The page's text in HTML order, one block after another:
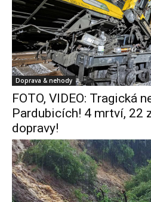
Doprava & nehody
FOTO, VIDEO: Tragická
Pardubicích! 4 mrtví, 22
dopravy!